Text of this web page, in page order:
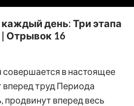
день: Три этапа
Отрывок 16
совершается в настоящее
вперед труд Периода
продвинут вперед весь